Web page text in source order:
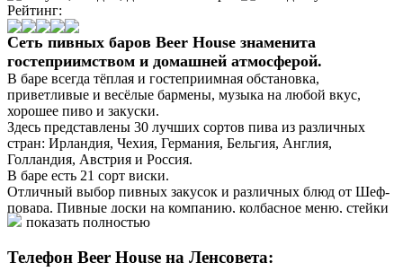
Рейтинг:
Сеть пивных баров Beer House знаменита
гостеприимством и домашней атмосферой.
В баре всегда тёплая и гостеприимная обстановка,
приветливые и весёлые бармены, музыка на любой вкус,
хорошее пиво и закуски.
Здесь представлены 30 лучших сортов пива из различных
стран: Ирландия, Чехия, Германия, Бельгия, Англия,
Голландия, Австрия и Россия.
В баре есть 21 сорт виски.
Отличный выбор пивных закусок и различных блюд от Шеф-
повара. Пивные доски на компанию, колбасное меню, стейки
и многое другое...
House – это встречи без галстуков.
показать полностью
Телефон Beer House на Ленсовета: